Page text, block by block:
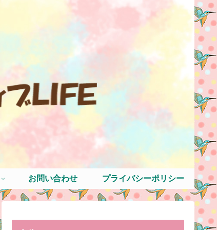
お問い合わせ プライバシーポリシー